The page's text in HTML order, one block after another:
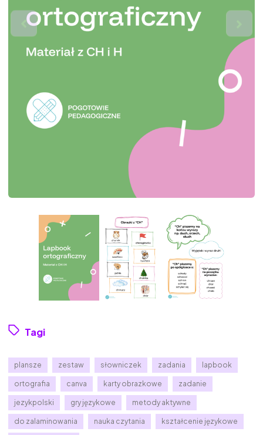
Tagi
plansze zestaw słowniczek zadania lapbook
ortografia canva karty obrazkowe zadanie
jezykpolski gry językowe metody aktywne
do zalaminowania nauka czytania kształcenie językowe